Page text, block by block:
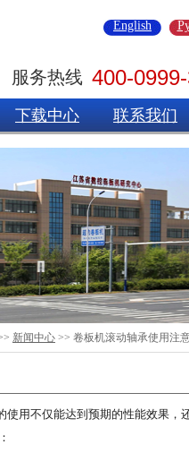
English
服务热线 400-
下载中心 联系我们
新闻中心 >> 卷板机滚动轴承使用注
用不仅能达到预期的性能效果，